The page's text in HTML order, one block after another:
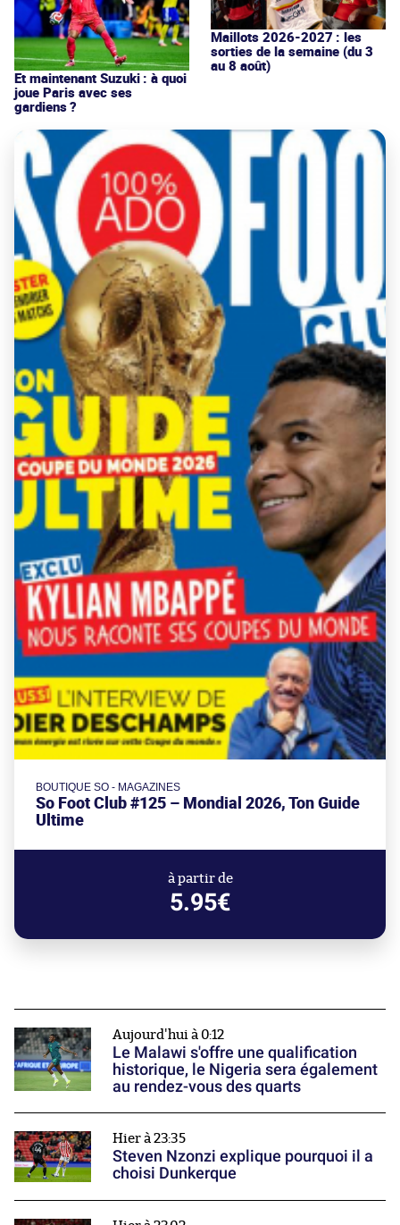
Et maintenant Suzuki : à quoi
joue Paris avec ses
gardiens ?
Maillots 2026-2027 : les
sorties de la semaine (du 3
au 8 août)
BOUTIQUE SO - MAGAZINES
So Foot Club #125 – Mondial 2026, Ton Guide
Ultime
à partir de
5.95€
Aujourd'hui à 0:12
Le Malawi s'offre une qualification
historique, le Nigeria sera également
au rendez-vous des quarts
Hier à 23:35
Steven Nzonzi explique pourquoi il a
choisi Dunkerque